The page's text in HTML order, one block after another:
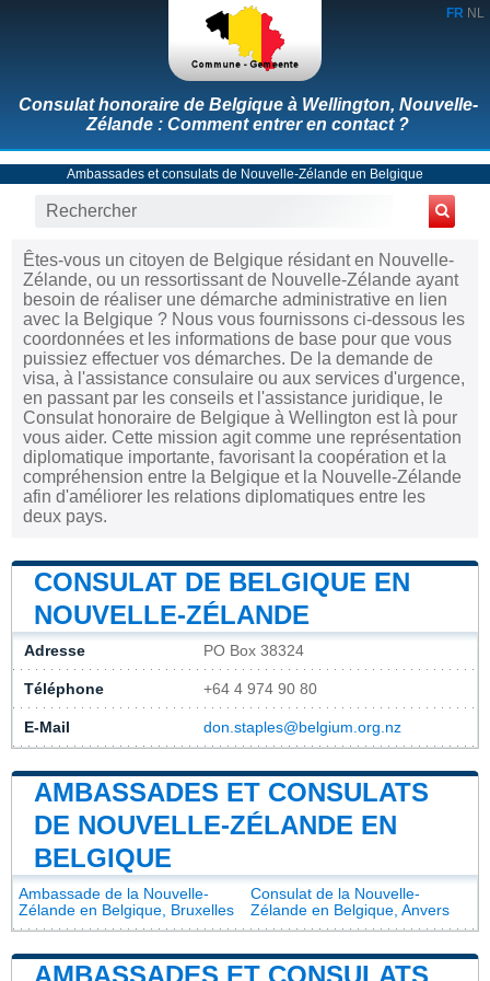
FR NL
Consulat honoraire de Belgique à Wellington, Nouvelle-
Zélande : Comment entrer en contact ?
Ambassades et consulats de Nouvelle-Zélande en Belgique
Êtes-vous un citoyen de Belgique résidant en Nouvelle-
Zélande, ou un ressortissant de Nouvelle-Zélande ayant
besoin de réaliser une démarche administrative en lien
avec la Belgique ? Nous vous fournissons ci-dessous les
coordonnées et les informations de base pour que vous
puissiez effectuer vos démarches. De la demande de
visa, à l'assistance consulaire ou aux services d'urgence,
en passant par les conseils et l'assistance juridique, le
Consulat honoraire de Belgique à Wellington est là pour
vous aider. Cette mission agit comme une représentation
diplomatique importante, favorisant la coopération et la
compréhension entre la Belgique et la Nouvelle-Zélande
afin d'améliorer les relations diplomatiques entre les
deux pays.
CONSULAT DE BELGIQUE EN
NOUVELLE-ZÉLANDE
Adresse PO Box 38324
Téléphone +64 4 974 90 80
E-Mail don.staples@belgium.org.nz
AMBASSADES ET CONSULATS
DE NOUVELLE-ZÉLANDE EN
BELGIQUE
Ambassade de la Nouvelle-
Zélande en Belgique, Bruxelles
Consulat de la Nouvelle-
Zélande en Belgique, Anvers
AMBASSADES ET CONSULATS